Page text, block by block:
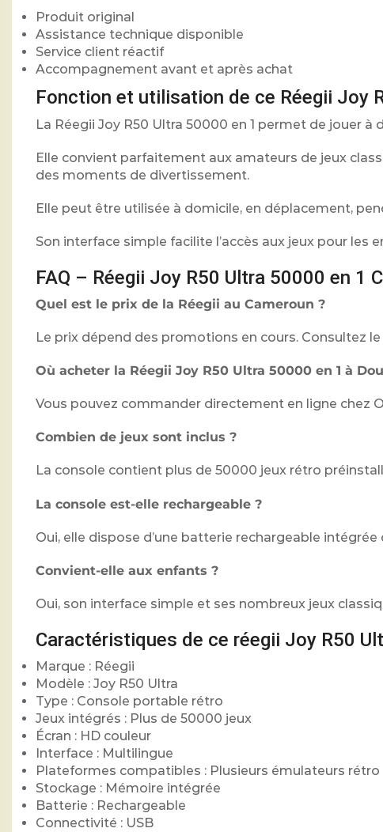
Produit original
Assistance technique disponible
Service client réactif
Accompagnement avant et après achat
Fonction et utilisation de ce Réegii Joy
La Réegii Joy R50 Ultra 50000 en 1 permet de jouer
Elle convient parfaitement aux amateurs de jeux
des moments de divertissement.
Elle peut être utilisée à domicile, en déplacement,
Son interface simple facilite l’accès aux jeux pour les
FAQ – Réegii Joy R50 Ultra 50000 en 1
Quel est le prix de la Réegii au Cameroun ?
Le prix dépend des promotions en cours. Consultez
Où acheter la Réegii Joy R50 Ultra 50000 en 1 à
Vous pouvez commander directement en ligne chez
Combien de jeux sont inclus ?
La console contient plus de 50000 jeux rétro
La console est-elle rechargeable ?
Oui, elle dispose d’une batterie rechargeable
Convient-elle aux enfants ?
Oui, son interface simple et ses nombreux jeux
Caractéristiques de ce réegii Joy R50
Marque : Réegii
Modèle : Joy R50 Ultra
Type : Console portable rétro
Jeux intégrés : Plus de 50000 jeux
Écran : HD couleur
Interface : Multilingue
Plateformes compatibles : Plusieurs émulateurs rétro
Stockage : Mémoire intégrée
Batterie : Rechargeable
Connectivité : USB